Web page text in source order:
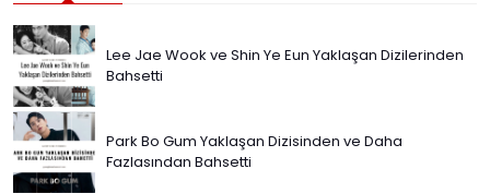
Lee Jae Wook ve Shin Ye Eun Yaklaşan Dizilerinden
Bahsetti
Park Bo Gum Yaklaşan Dizisinden ve Daha
Fazlasından Bahsetti